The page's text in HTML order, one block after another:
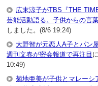
広末涼子がTBS『THE
芸能活動語る。子供からの言
しました。(8/6 19:24)
大野智が元恋人A子とパン
週刊文春が密会報道で再注目
10:49)
菊地亜美が子供とマレーシ